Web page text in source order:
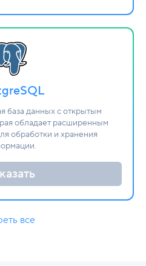
база данных с открытым
обладает расширенным
обработки и хранения
все